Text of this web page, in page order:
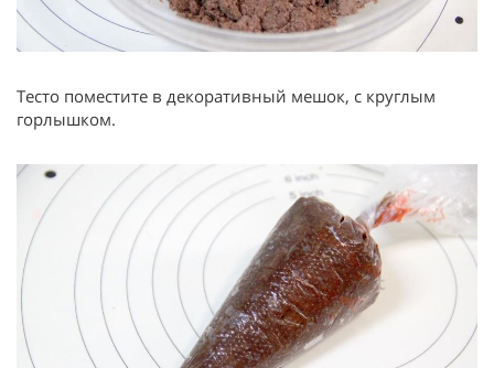
Тесто поместите в декоративный мешок, с круглым
горлышком.